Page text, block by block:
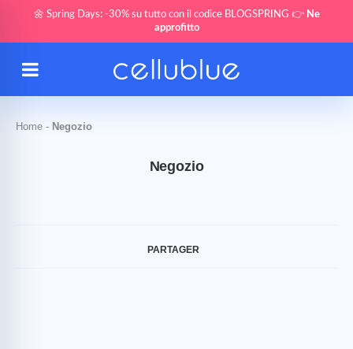
🌼 Spring Days: -30% su tutto con il codice BLOGSPRING 👉 Ne
approfitto
Home - Negozio
Negozio
PARTAGER